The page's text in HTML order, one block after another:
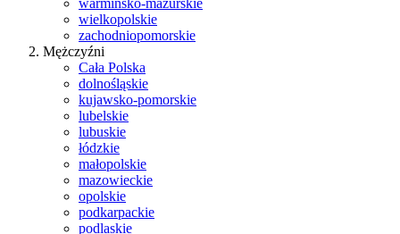
warmińsko-mazurskie
wielkopolskie
zachodniopomorskie
Mężczyźni
Cała Polska
dolnośląskie
kujawsko-pomorskie
lubelskie
lubuskie
łódzkie
małopolskie
mazowieckie
opolskie
podkarpackie
podlaskie